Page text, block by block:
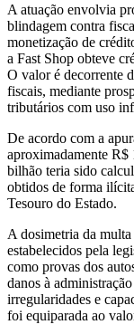
A atuação envolvia
blindagem contra
monetização de
a Fast Shop obteve
O valor é decorrente
fiscais, mediante
tributários com uso
De acordo com a
aproximadamente
bilhão teria sido
obtidos de forma
Tesouro do Estado.
A dosimetria da
estabelecidos pela
como provas dos
danos à
irregularidades e
foi equiparada ao